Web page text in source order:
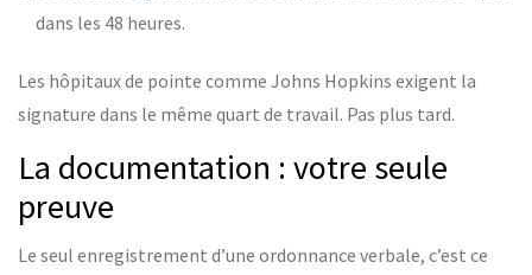
dans les 48 heures.
Les hôpitaux de pointe comme Johns Hopkins exigent la
signature dans le même quart de travail. Pas plus tard.
La documentation : votre seule
preuve
Le seul enregistrement d’une ordonnance verbale, c’est ce